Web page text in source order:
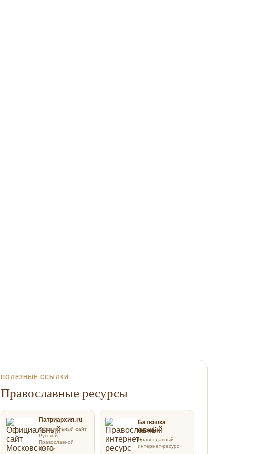
ПОЛЕЗНЫЕ ССЫЛКИ
Православные ресурсы
Патриархия.ru
Официальный сайт
Русской
Православной
Церкви
Батюшка
онлайн
Православный
интернет-ресурс